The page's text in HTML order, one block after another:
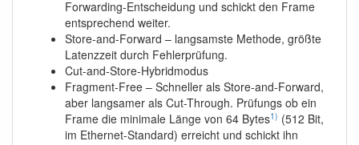
Forwarding-Entscheidung und schickt den Frame
entsprechend weiter.
Store-and-Forward – langsamste Methode, größte
Latenzzeit durch Fehlerprüfung.
Cut-and-Store-Hybridmodus
Fragment-Free – Schneller als Store-and-Forward,
aber langsamer als Cut-Through. Prüfungs ob ein
Frame die minimale Länge von 64 Bytes1) (512 Bit,
im Ethernet-Standard) erreicht und schickt ihn